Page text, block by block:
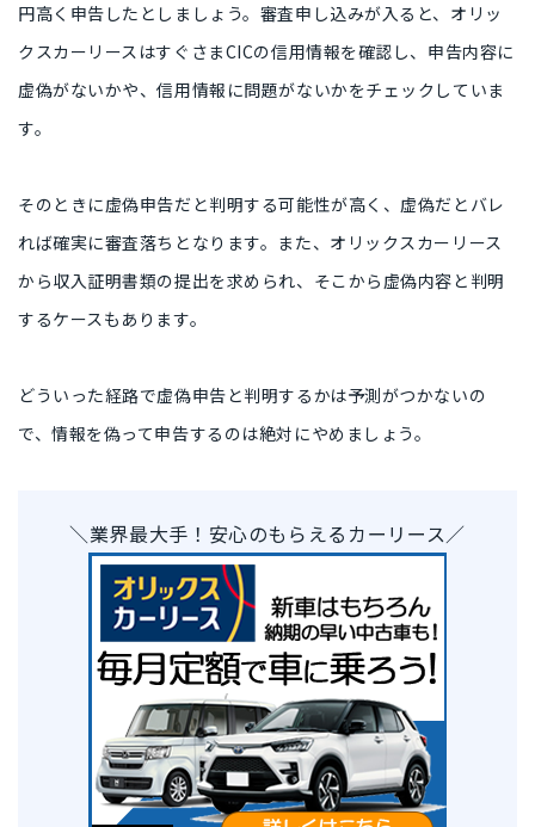
円高く申告したとしましょう。審査申し込みが入ると、オリッ
クスカーリースはすぐさまCICの信用情報を確認し、申告内容に
虚偽がないかや、信用情報に問題がないかをチェックしていま
す。
そのときに虚偽申告だと判明する可能性が高く、虚偽だとバレ
れば確実に審査落ちとなります。また、オリックスカーリース
から収入証明書類の提出を求められ、そこから虚偽内容と判明
するケースもあります。
どういった経路で虚偽申告と判明するかは予測がつかないの
で、情報を偽って申告するのは絶対にやめましょう。
＼業界最大手！安心のもらえるカーリース／